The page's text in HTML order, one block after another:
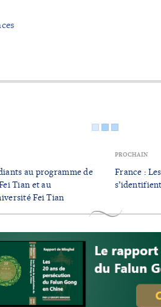
au programme de
Tian et au
Fei Tian
PROCHAIN
France :